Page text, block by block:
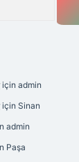
için admin
için Sinan
admin
Paşa